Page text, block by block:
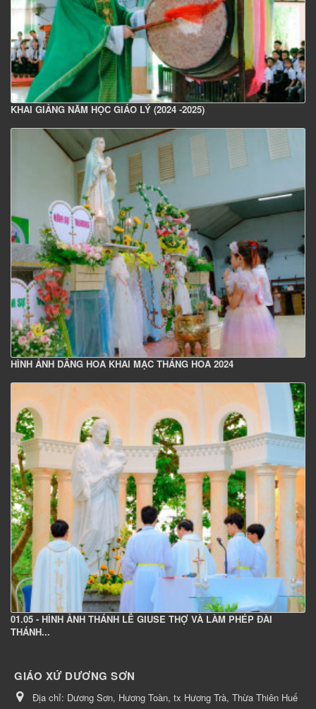
KHAI GIẢNG NĂM HỌC GIÁO LÝ (2024 -2025)
HÌNH ẢNH DÂNG HOA KHAI MẠC THÁNG HOA 2024
01.05 - HÌNH ẢNH THÁNH LỄ GIUSE THỢ VÀ LÀM PHÉP ĐÀI
THÁNH...
GIÁO XỨ DƯƠNG SƠN
Địa chỉ: Dương Sơn, Hương Toàn, tx Hương Trà, Thừa Thiên Huế